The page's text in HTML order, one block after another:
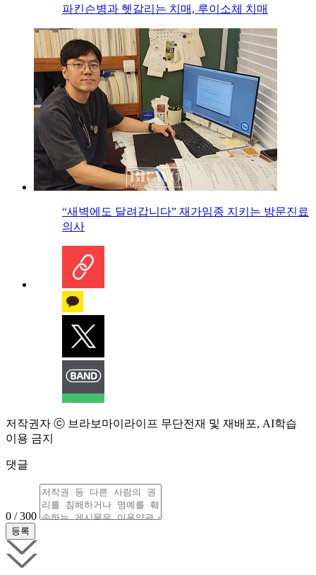
파킨슨병과 헷갈리는 치매, 루이소체 치매
“새벽에도 달려갑니다” 재가임종 지키는 방문진료
의사
저작권자 ⓒ 브라보마이라이프 무단전재 및 재배포, AI학습
이용 금지
댓글
0 / 300